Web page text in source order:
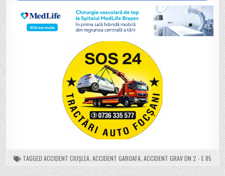
TAGGED ACCIDENT CIUȘLEA ACCIDENT GAROAFA ACCIDENT GRAV DN 2 - E 85